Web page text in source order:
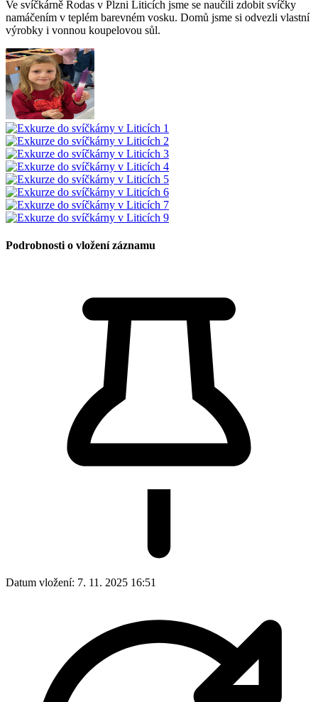
Ve svíčkárně Rodas v Plzni Liticích jsme se naučili zdobit svíčky
namáčením v teplém barevném vosku. Domů jsme si odvezli vlastní
výrobky i vonnou koupelovou sůl.
Podrobnosti o vložení záznamu
Datum vložení: 7. 11. 2025 16:51